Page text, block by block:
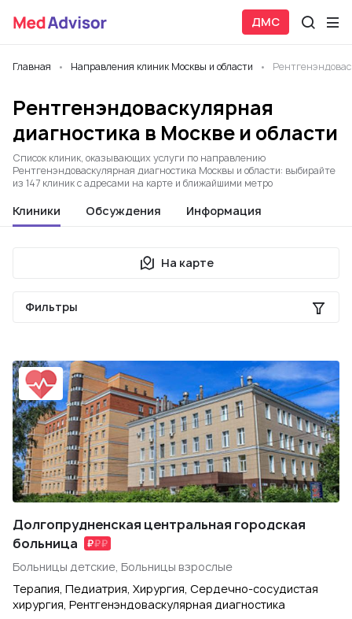
ДМС
Главная Направления клиник Москвы и области
Рентгенэндоваскулярная
диагностика в Москве и области
Список клиник, оказывающих услуги по направлению
Рентгенэндоваскулярная диагностика Москвы и области: выбирайте
из 147 клиник с адресами на карте и ближайшими метро
Клиники Обсуждения Информация
На карте
Фильтры
Долгопрудненская центральная городская
больница
Больницы детские, Больницы взрослые
Терапия, Педиатрия, Хирургия, Сердечно-сосудистая
хирургия, Рентгенэндоваскулярная диагностика